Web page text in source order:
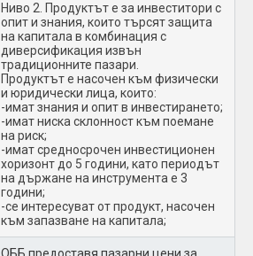
Ниво 2. Продуктът е за инвеститори с
опит и знания, които търсят защита
на капитала в комбинация с
диверсификация извън
традиционните пазари.
Продуктът е насочен към физически
и юридически лица, които:
-имат знания и опит в инвестирането;
-имат ниска склонност към поемане
на риск;
-имат средносрочен инвестиционен
хоризонт до 5 години, като периодът
на държане на инструмента е 3
години;
-се интересуват от продукт, насочен
към запазване на капитала;